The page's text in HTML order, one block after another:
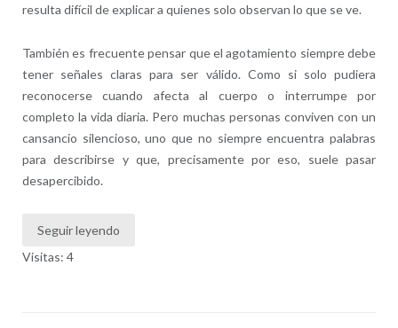
resulta difícil de explicar a quienes solo observan lo que se ve.
También es frecuente pensar que el agotamiento siempre debe
tener señales claras para ser válido. Como si solo pudiera
reconocerse cuando afecta al cuerpo o interrumpe por
completo la vida diaria. Pero muchas personas conviven con un
cansancio silencioso, uno que no siempre encuentra palabras
para describirse y que, precisamente por eso, suele pasar
desapercibido.
Seguir leyendo
Visitas: 4